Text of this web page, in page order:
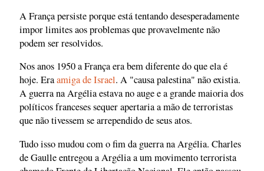
A França persiste porque está tentando desesperadamente
impor limites aos problemas que provavelmente não
podem ser resolvidos.
Nos anos 1950 a França era bem diferente do que ela é
hoje. Eraamiga de Israel. A "causa palestina" não existia.
A guerra na Argélia estava no auge e a grande maioria dos
políticos franceses sequer apertaria a mão de terroristas
que não tivessem se arrependido de seus atos.
Tudo isso mudou com o fim da guerra na Argélia. Charles
de Gaulle entregou a Argélia a um movimento terrorista